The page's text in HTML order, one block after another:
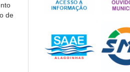
de